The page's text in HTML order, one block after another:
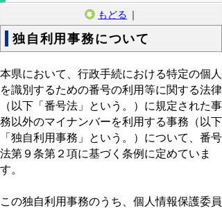
もどる ｜
独自利用事務について
本県において、行政手続における特定の個人
を識別するための番号の利用等に関する法律
（以下「番号法」という。）に規定された事
務以外のマイナンバーを利用する事務（以下
「独自利用事務」という。）について、番号
法第９条第２項に基づく条例に定めていま
す。
この独自利用事務のうち、個人情報保護委員